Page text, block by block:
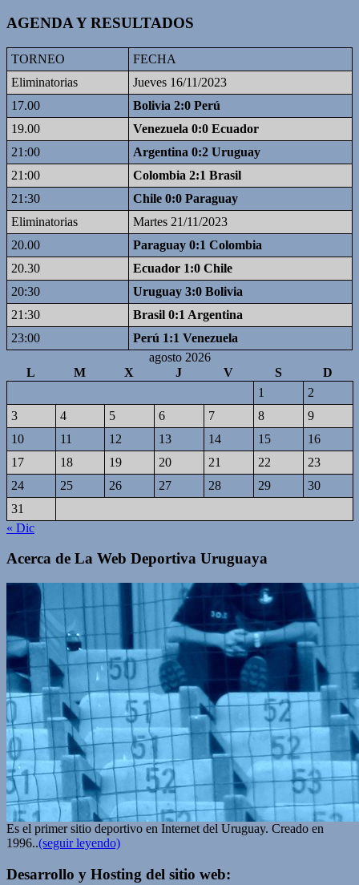
AGENDA Y RESULTADOS
TORNEO
FECHA
Eliminatorias
Jueves 16/11/2023
17.00
Bolivia 2:0 Perú
19.00
Venezuela 0:0 Ecuador
21:00
Argentina 0:2 Uruguay
21:00
Colombia 2:1 Brasil
21:30
Chile 0:0 Paraguay
Eliminatorias
Martes 21/11/2023
20.00
Paraguay 0:1 Colombia
20.30
Ecuador 1:0 Chile
20:30
Uruguay 3:0 Bolivia
21:30
Brasil 0:1 Argentina
23:00
Perú 1:1 Venezuela
agosto 2026
L
M X J V S
D
1
2
3
4 5 6 7 8
9
10
11 12 13 14 15
16
17
18 19 20 21 22
23
24
25 26 27 28 29
30
31
« Dic
Acerca de La Web Deportiva Uruguaya
Es el primer sitio deportivo en Internet del Uruguay. Creado en
1996..(seguir leyendo)
Desarrollo y Hosting del sitio web: